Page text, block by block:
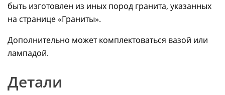
быть изготовлен из иных пород гранита, указанных
на странице «Граниты».
Дополнительно может комплектоваться вазой или
лампадой.
Детали